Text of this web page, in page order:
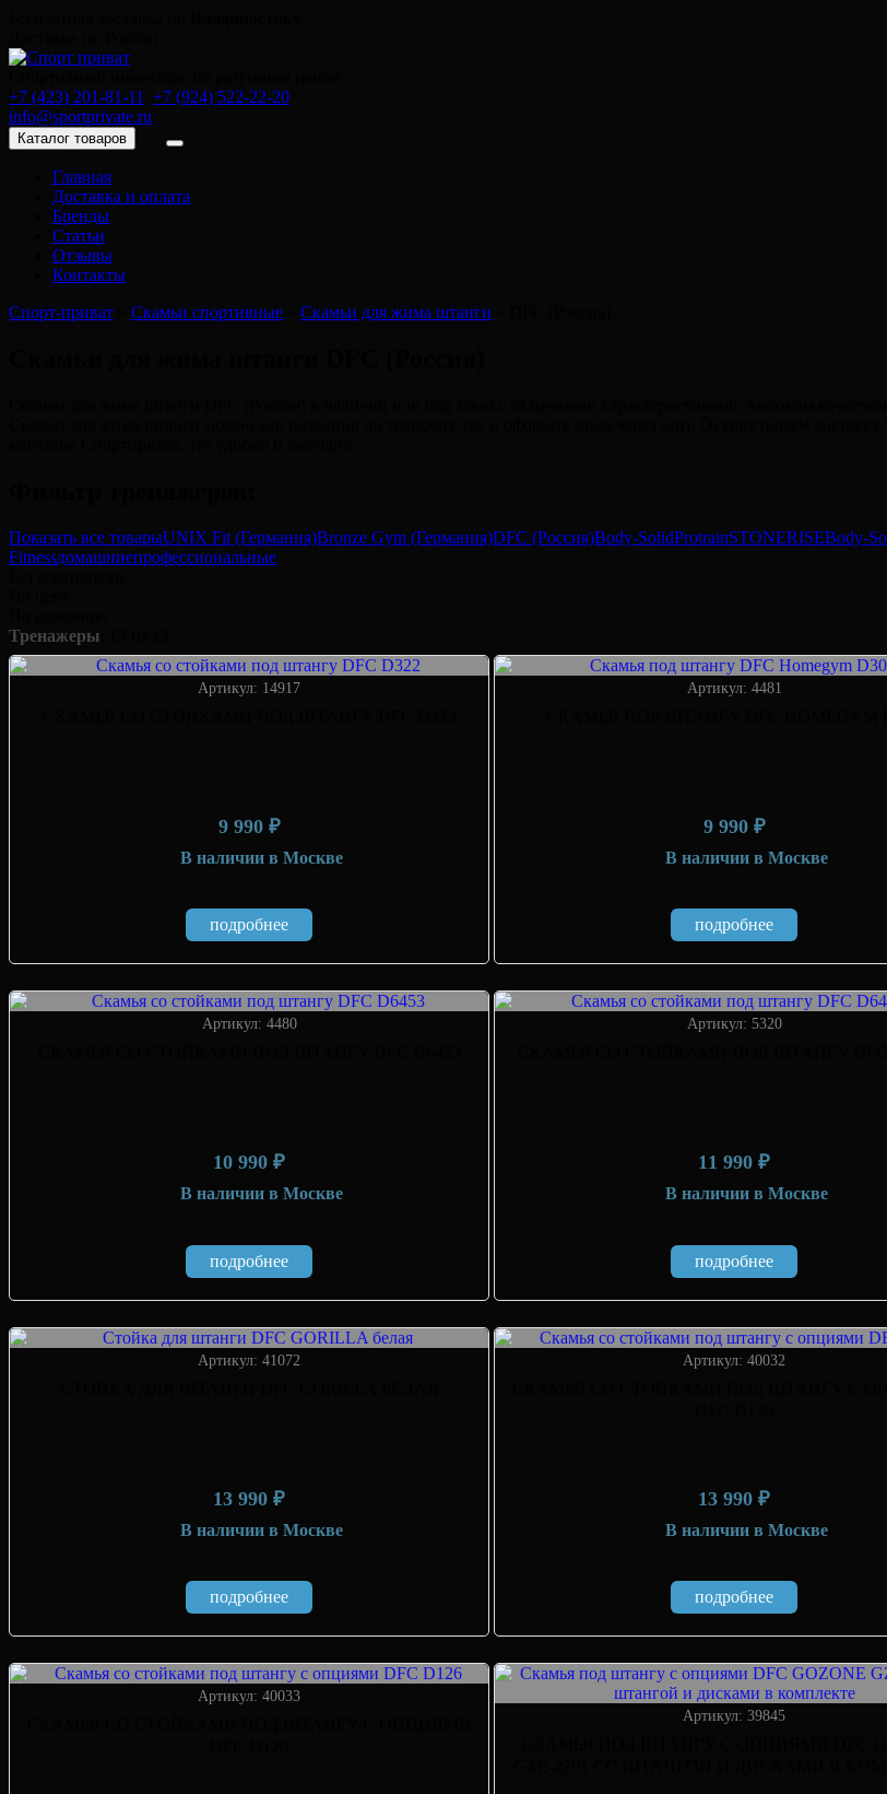
+7 (423) 201-81-11
+7 (924) 522-22-20
info@sportprivate.ru
Каталог товаров
Главная
Доставка и оплата
Бренды
Статьи
Отзывы
Контакты
Спорт-приват
Скамьи спортивные Скамьи для жима штанги
Показать все товарыUNIX Fit (Германия)Bronze Gym (Германия)DFC (Россия)Body-SolidProtrainSTONERISEBody-
Fitnessдомашниепрофессиональные
Тренажеры
Артикул: 14917
9 990 ₽
В наличиив Москве
подробнее
Артикул: 4481
9 990 ₽
В наличиив Москве
подробнее
Артикул: 4480
10 990 ₽
В наличиив Москве
подробнее
Артикул: 5320
11 990 ₽
В наличиив Москве
подробнее
Артикул: 41072
13 990 ₽
В наличиив Москве
подробнее
Артикул: 40032
13 990 ₽
В наличиив Москве
подробнее
Артикул: 40033
Артикул: 39845